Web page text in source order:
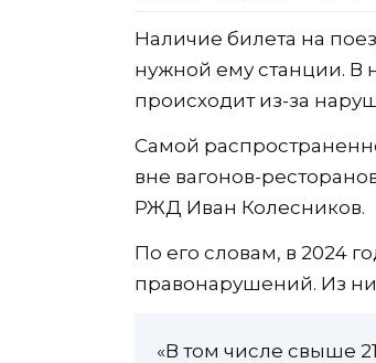
Наличие билета на
нужной ему станции. В
происходит из-за
Самой
вне вагонов-
РЖД Иван Колесников.
По его словам, в 2024
правонарушений. Из
«В том числе свыше